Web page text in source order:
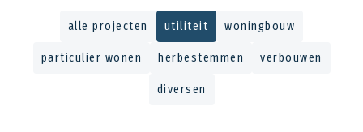
alle projecten utiliteit woningbouw
particulier wonen herbestemmen verbouwen
diversen